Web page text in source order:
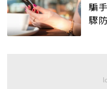
騙
驟